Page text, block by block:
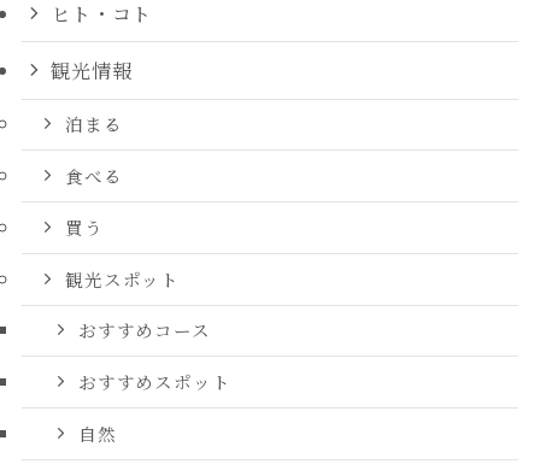
ヒト・コト
観光情報
泊まる
食べる
買う
観光スポット
おすすめコース
おすすめスポット
自然